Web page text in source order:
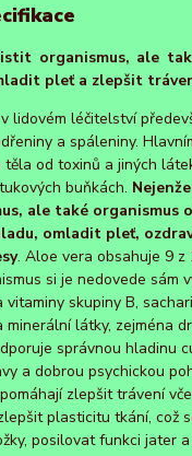
organismus, ale
pleť a zlepšit
lidovém léčitelství
a spáleniny.
od toxinů a jiných
buňkách.
ale také organismus
omladit pleť,
. Aloe vera obsahuje 9 z
si je nedovede sám
skupiny B,
látky, zejména
správnou hladinu
a dobrou psychickou
zlepšit trávení
plasticitu tkání, což
posilovat funkci jater